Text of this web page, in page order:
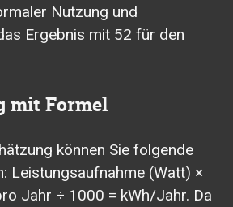
Nutzung und
Ergebnis mit 52 für den
mit Formel
können Sie folgende
Leistungsaufnahme (Watt) ×
Jahr ÷ 1000 = kWh/Jahr. Da